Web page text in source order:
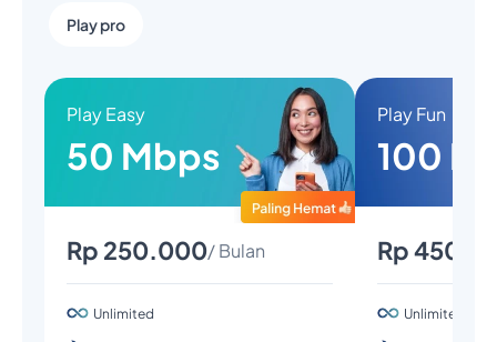
Play pro
Play Easy
50 Mbps
Rp 250.000/ Bulan
Unlimited
Play Fun
100
Rp
Unlimited